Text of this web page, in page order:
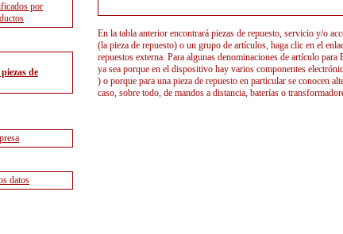
En la tabla anterior encontrará piezas de repuesto, servicio y/o
(la pieza de repuesto) o un grupo de artículos, haga clic en el
repuestos externa. Para algunas denominaciones de artículo
ya sea porque en el dispositivo hay varios componentes
) o porque para una pieza de repuesto en particular se conocen
caso, sobre todo, de mandos a distancia, baterías o